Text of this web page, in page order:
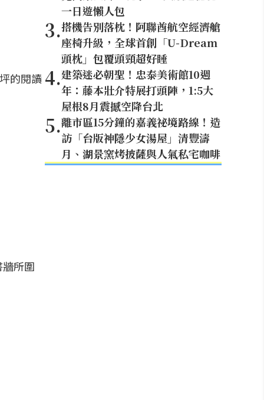
的閱讀
所圍
一日遊懶人包
3.搭機告別落枕！阿聯酋航空經濟艙
座椅升級，全球首創「U-Dream
頭枕」包覆頭頸超好睡
4.建築迷必朝聖！忠泰美術館10週
年：藤本壯介特展打頭陣，1:5大
屋根8月震撼空降台北
5.離市區15分鐘的嘉義祕境路線！造
訪「台版神隱少女湯屋」清豐濤
月、湖景窯烤披薩與人氣私宅咖啡